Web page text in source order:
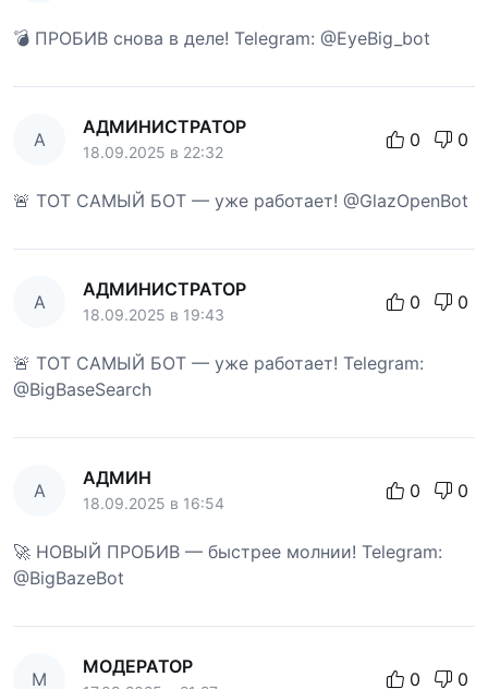
💣 ПРОБИВ снова в деле! Telegram: @EyeBig_bot
А
АДМИНИСТРАТОР
18.09.2025 в 22:32
0 0
🚨 ТОТ САМЫЙ БОТ — уже работает! @GlazOpenBot
А
АДМИНИСТРАТОР
18.09.2025 в 19:43
0 0
🚨 ТОТ САМЫЙ БОТ — уже работает! Telegram:
@BigBaseSearch
А
АДМИН
18.09.2025 в 16:54
0 0
🚀 НОВЫЙ ПРОБИВ — быстрее молнии! Telegram:
@BigBazeBot
М
МОДЕРАТОР
0 0